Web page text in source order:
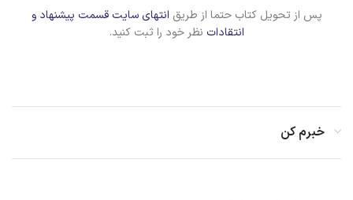
پس از تحویل کتاب حتما از طریق انتهای سایت قسمت پیشنهاد و
انتقادات نظر خود را ثبت کنید.
خبرم کن